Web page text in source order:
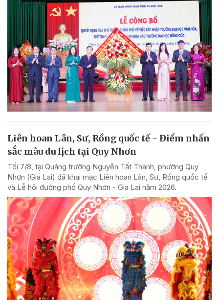
Liên hoan Lân, Sư, Rồng quốc tế - Điểm nhấn
sắc màu du lịch tại Quy Nhơn
Tối 7/8, tại Quảng trường Nguyễn Tất Thành, phường Quy
Nhơn (Gia Lai) đã khai mạc Liên hoan Lân, Sư, Rồng quốc tế
và Lễ hội đường phố Quy Nhơn - Gia Lai năm 2026.